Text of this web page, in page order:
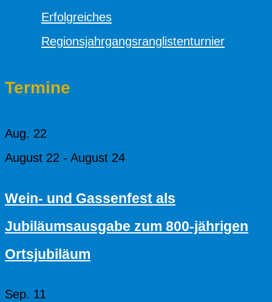
Erfolgreiches
Regionsjahrgangsranglistenturnier
Termine
Aug. 22
August 22 - August 24
Wein- und Gassenfest als
Jubiläumsausgabe zum 800-jährigen
Ortsjubiläum
Sep. 11